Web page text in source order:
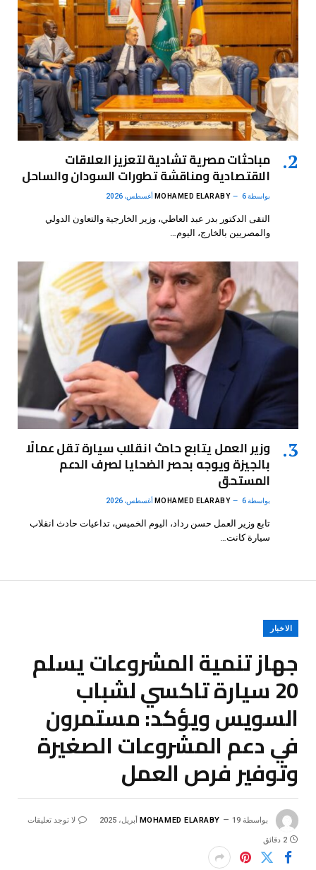
مباحثات مصرية تشادية لتعزيز العلاقات
الاقتصادية ومناقشة تطورات السودان والساحل
بواسطة MOHAMED ELARABY 6 أغسطس، 2026
التقى الدكتور بدر عبد العاطي، وزير الخارجية والتعاون الدولي
والمصريين بالخارج، اليوم…
وزير العمل يتابع حادث انقلاب سيارة تقل عمالًا
بالجيزة ويوجه بحصر الضحايا لصرف الدعم
المستحق
بواسطة MOHAMED ELARABY 6 أغسطس، 2026
تابع وزير العمل حسن رداد، اليوم الخميس، تداعيات حادث انقلاب
سيارة كانت…
الاخبار
جهاز تنمية المشروعات يسلم
20 سيارة تاكسي لشباب
السويس ويؤكد: مستمرون
في دعم المشروعات الصغيرة
وتوفير فرص العمل
بواسطة MOHAMED ELARABY 19 أبريل، 2025 لا توجد تعليقات
2 دقائق